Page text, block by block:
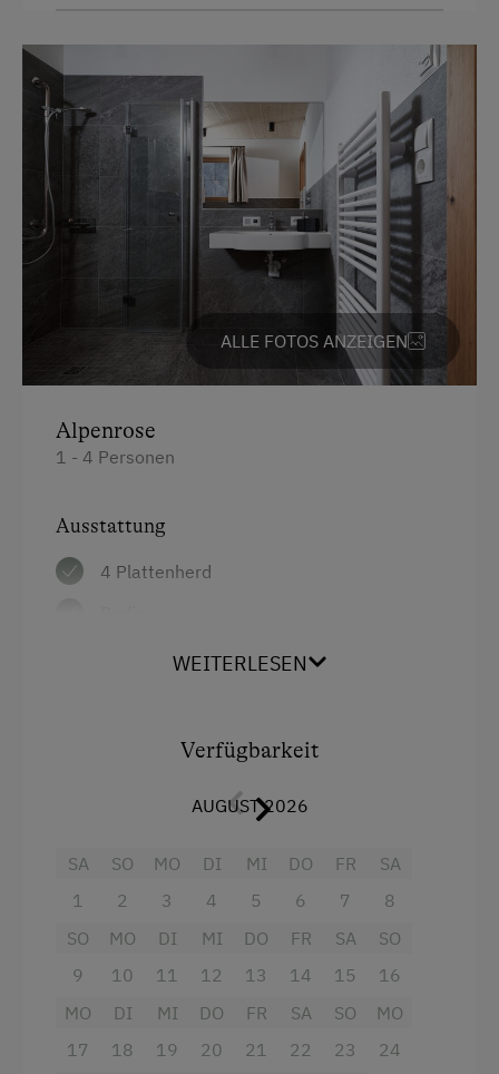
Verpflegung
Ohne Verpflegung
Internet
Kostenloses Internet
Freizeitaktivitäten am Betrieb und in der
Umgebung
Almausflüge
Badesee
Barrierefreier Wanderweg
Fahrradverleih
Heimatmuseum
Jogging-Routen
Kegelbahn
Klettern
Wasserkocher
Barrierefreies Zimmer
Küchenausstattung
Doppelbett (Kingsize)
Einzelbett
ALLE FOTOS ANZEIGEN
Alpenrose
1 - 4 Personen
Ausstattung
4 Plattenherd
Aussicht auf eine Berglandschaft
Fernseher
Garten
Gitterbett
Haarföhn
Handtücher
WEITERLESEN
Verfügbarkeit
AUGUST 2026
SA
1
SO
2
MO
3
DI
4
MI
5
DO
6
FR
7
SA
8
SO
9
MO
10
DI
11
MI
12
DO
13
FR
14
SA
15
SO
16
MO
17
DI
18
MI
19
DO
20
FR
21
SA
22
SO
23
MO
24